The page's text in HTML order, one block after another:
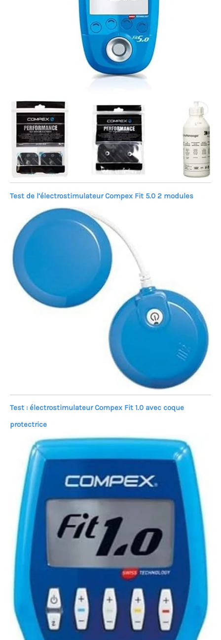
Test de l’électrostimulateur Compex Fit 5.0 2 modules
Test : électrostimulateur Compex Fit 1.0 avec coque
protectrice